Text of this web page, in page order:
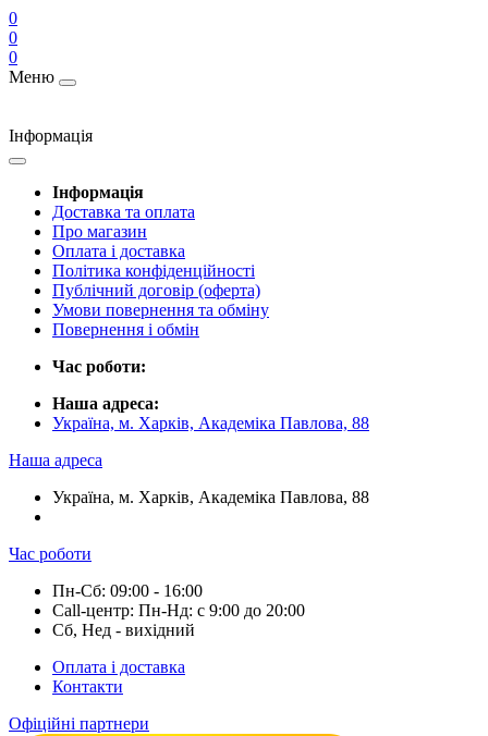
0
0
0
Меню
Інформація
Інформація
Доставка та оплата
Про магазин
Оплата і доставка
Політика конфіденційності
Публічний договір (оферта)
Умови повернення та обміну
Повернення і обмін
Час роботи:
Наша адреса:
Україна, м. Харків, Академіка Павлова, 88
Наша адреса
Україна, м. Харків, Академіка Павлова, 88
Час роботи
Пн-Сб: 09:00 - 16:00
Call-центр: Пн-Нд: с 9:00 до 20:00
Сб, Нед - вихідний
Оплата і доставка
Контакти
Офіційні партнери